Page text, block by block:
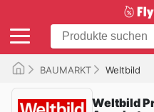
BAUMARKT Weltbild
Weltbild